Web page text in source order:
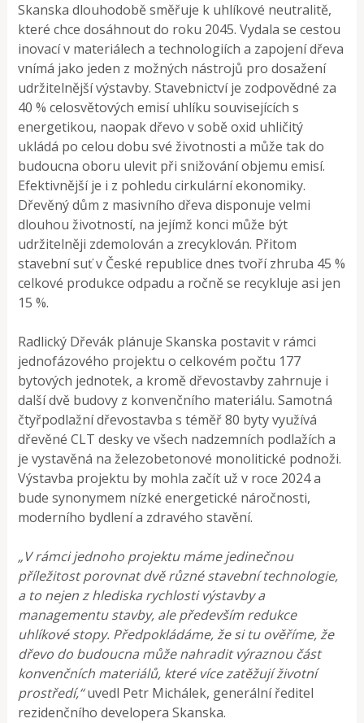
Skanska dlouhodobě směřuje k uhlíkové neutralitě,
které chce dosáhnout do roku 2045. Vydala se cestou
inovací v materiálech a technologiích a zapojení dřeva
vnímá jako jeden z možných nástrojů pro dosažení
udržitelnější výstavby. Stavebnictví je zodpovědné za
40 % celosvětových emisí uhlíku souvisejících s
energetikou, naopak dřevo v sobě oxid uhličitý
ukládá po celou dobu své životnosti a může tak do
budoucna oboru ulevit při snižování objemu emisí.
Efektivnější je i z pohledu cirkulární ekonomiky.
Dřevěný dům z masivního dřeva disponuje velmi
dlouhou životností, na jejímž konci může být
udržitelněji zdemolován a zrecyklován. Přitom
stavební suť v České republice dnes tvoří zhruba 45 %
celkové produkce odpadu a ročně se recykluje asi jen
15 %.
Radlický Dřevák plánuje Skanska postavit v rámci
jednofázového projektu o celkovém počtu 177
bytových jednotek, a kromě dřevostavby zahrnuje i
další dvě budovy z konvenčního materiálu. Samotná
čtyřpodlažní dřevostavba s téměř 80 byty využívá
dřevěné CLT desky ve všech nadzemních podlažích a
je vystavěná na železobetonové monolitické podnoži.
Výstavba projektu by mohla začít už v roce 2024 a
bude synonymem nízké energetické náročnosti,
moderního bydlení a zdravého stavění.
„V rámci jednoho projektu máme jedinečnou
příležitost porovnat dvě různé stavební technologie,
a to nejen z hlediska rychlosti výstavby a
managementu stavby, ale především redukce
uhlíkové stopy. Předpokládáme, že si tu ověříme, že
dřevo do budoucna může nahradit výraznou část
konvenčních materiálů, které více zatěžují životní
prostředí,“uvedl Petr Michálek, generální ředitel
rezidenčního developera Skanska.